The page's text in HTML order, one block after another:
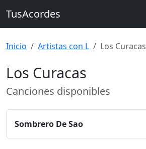
TusAcordes
Inicio Artistas con L Los Curacas
Los Curacas
Canciones disponibles
Sombrero De Sao